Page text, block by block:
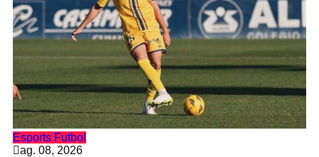
Esports Futbol
ag. 08, 2026